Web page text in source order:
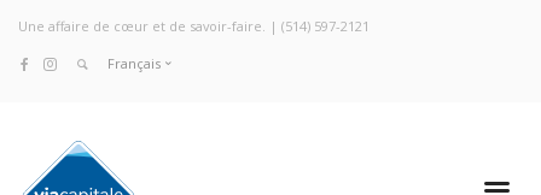
Une affaire de cœur et de savoir-faire. | (514) 597-2121
Français